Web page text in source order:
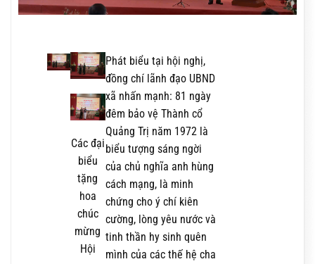
Các đại
biểu
tặng
hoa
chúc
mừng
Hội
Phát biểu tại hội nghị,
đồng chí lãnh đạo UBND
xã nhấn mạnh: 81 ngày
đêm bảo vệ Thành cổ
Quảng Trị năm 1972 là
biểu tượng sáng ngời
của chủ nghĩa anh hùng
cách mạng, là minh
chứng cho ý chí kiên
cường, lòng yêu nước và
tinh thần hy sinh quên
mình của các thế hệ cha